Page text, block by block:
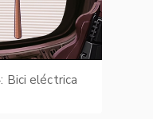
Bici eléctrica